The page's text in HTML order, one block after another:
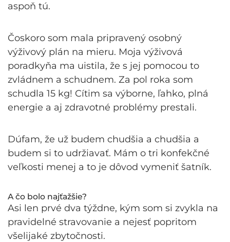
aspoň tú.
Čoskoro som mala pripravený osobný
výživový plán na mieru. Moja výživová
poradkyňa ma uistila, že s jej pomocou to
zvládnem a schudnem. Za pol roka som
schudla 15 kg! Cítim sa výborne, ľahko, plná
energie a aj zdravotné problémy prestali.
Dúfam, že už budem chudšia a chudšia a
budem si to udržiavať. Mám o tri konfekčné
veľkosti menej a to je dôvod vymeniť šatník.
A čo bolo najťažšie?
Asi len prvé dva týždne, kým som si zvykla na
pravidelné stravovanie a nejesť popritom
všelijaké zbytočnosti.